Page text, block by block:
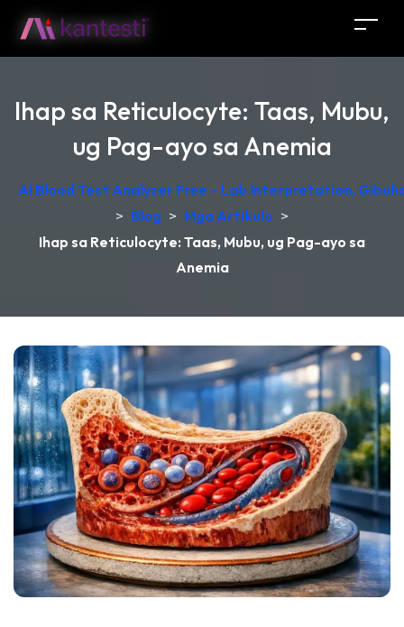
Ihap sa Reticulocyte: Taas, Mubu,
ug Pag-ayo sa Anemia
AI Blood Test Analyzer Free – Lab Interpretation,
> Blog > Mga Artikulo >
Ihap sa Reticulocyte: Taas, Mubu, ug Pag-ayo sa
Anemia